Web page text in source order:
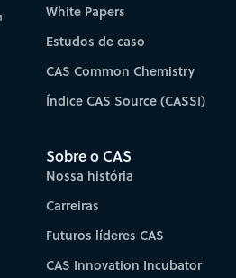
White Papers
Estudos de caso
CAS Common Chemistry
Índice CAS Source (CASSI)
Sobre o CAS
Nossa história
Carreiras
Futuros líderes CAS
CAS Innovation Incubator